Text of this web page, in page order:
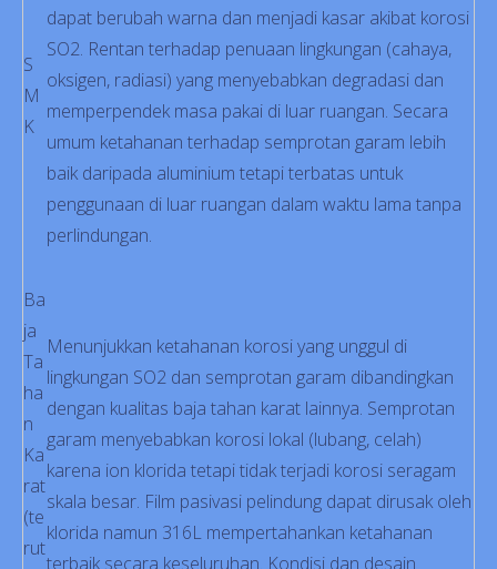
S
M
K
dapat berubah warna dan menjadi kasar akibat korosi
SO2. Rentan terhadap penuaan lingkungan (cahaya,
oksigen, radiasi) yang menyebabkan degradasi dan
memperpendek masa pakai di luar ruangan. Secara
umum ketahanan terhadap semprotan garam lebih
baik daripada aluminium tetapi terbatas untuk
penggunaan di luar ruangan dalam waktu lama tanpa
perlindungan.
Ba
ja
Ta
ha
n
Ka
rat
(te
rut
Menunjukkan ketahanan korosi yang unggul di
lingkungan SO2 dan semprotan garam dibandingkan
dengan kualitas baja tahan karat lainnya. Semprotan
garam menyebabkan korosi lokal (lubang, celah)
karena ion klorida tetapi tidak terjadi korosi seragam
skala besar. Film pasivasi pelindung dapat dirusak oleh
klorida namun 316L mempertahankan ketahanan
terbaik secara keseluruhan. Kondisi dan desain